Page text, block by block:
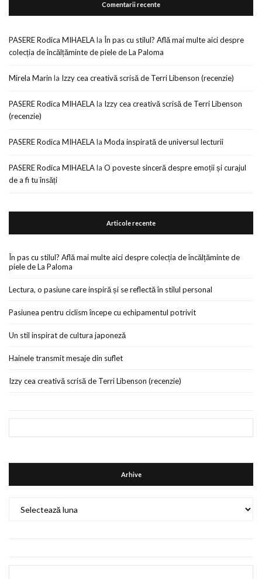
Comentarii recente
PASERE Rodica MIHAELAla În pas cu stilul? Află mai multe aici despre
colecția de încălțăminte de piele de La Paloma
Mirela Marin la Izzy cea creativă scrisă de Terri Libenson (recenzie)
PASERE Rodica MIHAELAla Izzy cea creativă scrisă de Terri Libenson
(recenzie)
PASERE Rodica MIHAELAla Moda inspirată de universul lecturii
PASERE Rodica MIHAELAla O poveste sinceră despre emoții și curajul
de a fi tu însăți
Articole recente
În pas cu stilul? Află mai multe aici despre colecția de încălțăminte de
piele de La Paloma
Lectura, o pasiune care inspiră și se reflectă în stilul personal
Pasiunea pentru ciclism începe cu echipamentul potrivit
Un stil inspirat de cultura japoneză
Hainele transmit mesaje din suflet
Izzy cea creativă scrisă de Terri Libenson (recenzie)
Arhive